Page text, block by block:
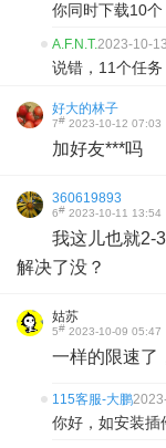
你同时下载10
A.F.N.T.2023-10-
说错，11个任务
好大的林子
7# 2023-10-12 07:03
加好友***吗
360619893
6# 2023-10-11 13:54
我这儿也就2-
解决了没？
姑苏
5# 2023-10-09 05:47
一样的限速了
115客服-大鹏
你好，如安装插